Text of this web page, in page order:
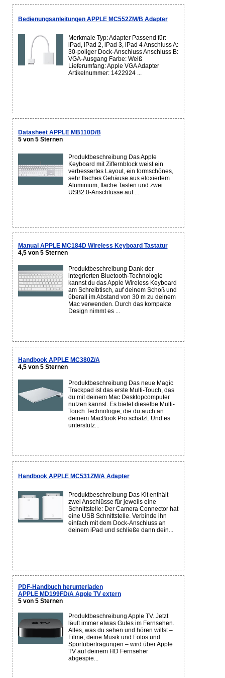
Bedienungsanleitungen APPLE MC552ZM/B Adapter
Merkmale Typ: Adapter Passend für:
iPad, iPad 2, iPad 3, iPad 4 Anschluss A:
30-poliger Dock-Anschluss Anschluss B:
VGA-Ausgang Farbe: Weiß
Lieferumfang: Apple VGA Adapter
Artikelnummer: 1422924 ...
Datasheet APPLE MB110D/B
5 von 5 Sternen
Produktbeschreibung Das Apple
Keyboard mit Ziffernblock weist ein
verbessertes Layout, ein formschönes,
sehr flaches Gehäuse aus eloxiertem
Aluminium, flache Tasten und zwei
USB2.0-Anschlüsse auf....
Manual APPLE MC184D Wireless Keyboard Tastatur
4,5 von 5 Sternen
Produktbeschreibung Dank der
integrierten Bluetooth-Technologie
kannst du das Apple Wireless Keyboard
am Schreibtisch, auf deinem Schoß und
überall im Abstand von 30 m zu deinem
Mac verwenden. Durch das kompakte
Design nimmt es ...
Handbook APPLE MC380Z/A
4,5 von 5 Sternen
Produktbeschreibung Das neue Magic
Trackpad ist das erste Multi-Touch, das
du mit deinem Mac Desktopcomputer
nutzen kannst. Es bietet dieselbe Multi-
Touch Technologie, die du auch an
deinem MacBook Pro schätzt. Und es
unterstütz...
Handbook APPLE MC531ZM/A Adapter
Produktbeschreibung Das Kit enthält
zwei Anschlüsse für jeweils eine
Schnittstelle: Der Camera Connector hat
eine USB Schnittstelle. Verbinde ihn
einfach mit dem Dock-Anschluss an
deinem iPad und schließe dann dein...
PDF-Handbuch herunterladen
APPLE MD199FD/A Apple TV extern
5 von 5 Sternen
Produktbeschreibung Apple TV. Jetzt
läuft immer etwas Gutes im Fernsehen.
Alles, was du sehen und hören willst –
Filme, deine Musik und Fotos und
Sportübertragungen – wird über Apple
TV auf deinem HD Fernseher
abgespie...